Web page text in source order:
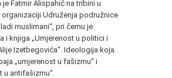
Fatmir Alispahić na tribini u
organizaciji Udruženja podružnice
muslimani“, pri čemu je
i knjiga „Umjerenost u politici i
Izetbegovića“. Ideologija koja
„umjerenost u fašizmu“ i
u antifašizmu“.